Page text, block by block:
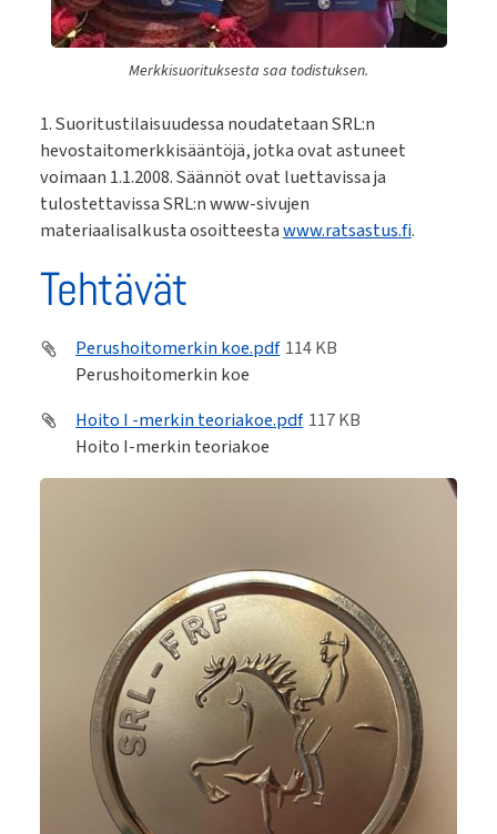
Merkkisuorituksesta saa todistuksen.
1. Suoritustilaisuudessa noudatetaan SRL:n
hevostaitomerkkisääntöjä, jotka ovat astuneet
voimaan 1.1.2008. Säännöt ovat luettavissa ja
tulostettavissa SRL:n www-sivujen
materiaalisalkusta osoitteestawww.ratsastus.fi.
Tehtävät
Perushoitomerkin koe.pdf 114 KB
Perushoitomerkin koe
Hoito I -merkin teoriakoe.pdf 117 KB
Hoito I-merkin teoriakoe